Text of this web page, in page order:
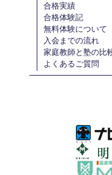
合格実績
合格体験記
無料体験について
入会までの流れ
家庭教師と塾の比
よくあるご質問